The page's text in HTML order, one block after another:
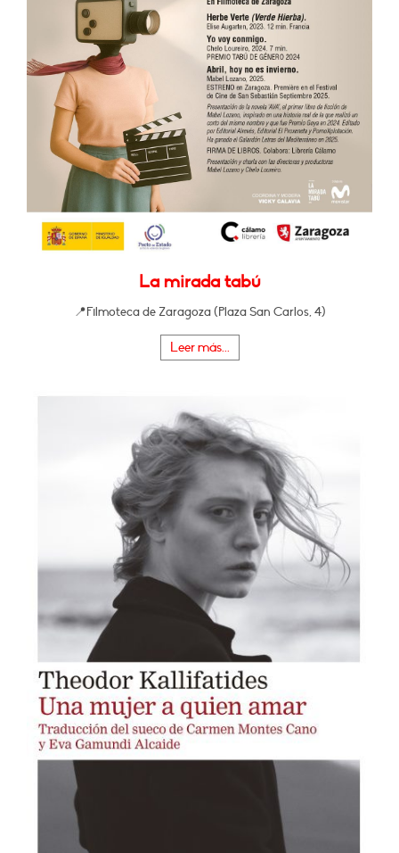
La mirada tabú
📍Filmoteca de Zaragoza (Plaza San Carlos, 4)
Leer más...